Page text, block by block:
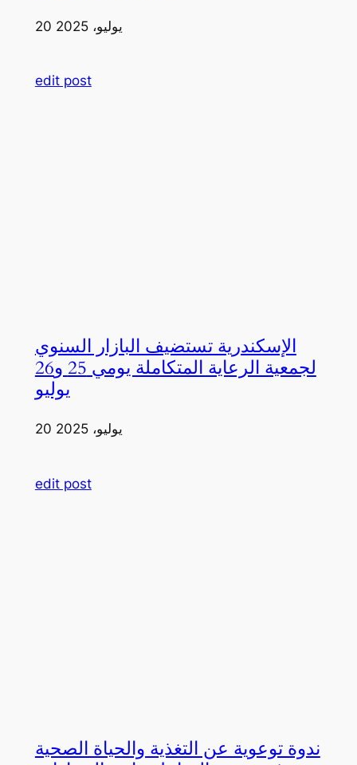
20 يوليو، 2025
edit post
الإسكندرية تستضيف البازار السنوي
لجمعية الرعاية المتكاملة يومي 25 و26
يوليو
20 يوليو، 2025
edit post
ندوة توعوية عن التغذية والحياة الصحية